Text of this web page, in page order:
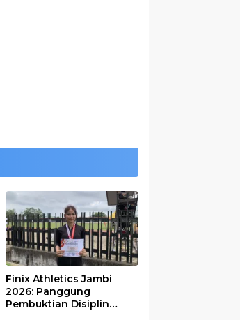
Finix Athletics Jambi
2026: Panggung
Pembuktian Disiplin